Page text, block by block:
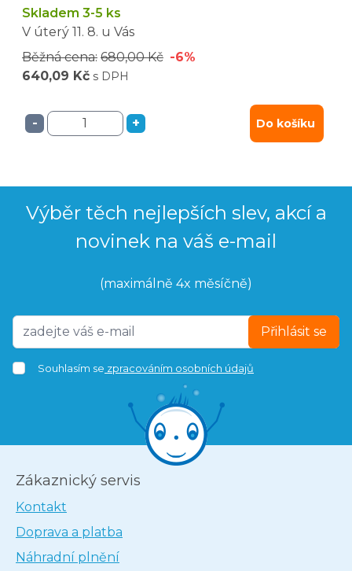
Skladem 3-5 ks
V úterý 11. 8. u Vás
Běžná cena: 680,00 Kč -6%
640,09 Kč s DPH
- + Do košíku
Výběr těch nejlepších slev, akcí a
novinek na váš e-mail
(maximálně 4x měsíčně)
Přihlásit se
Souhlasím se zpracováním osobních údajů
Zákaznický servis
Kontakt
Doprava a platba
Náhradní plnění